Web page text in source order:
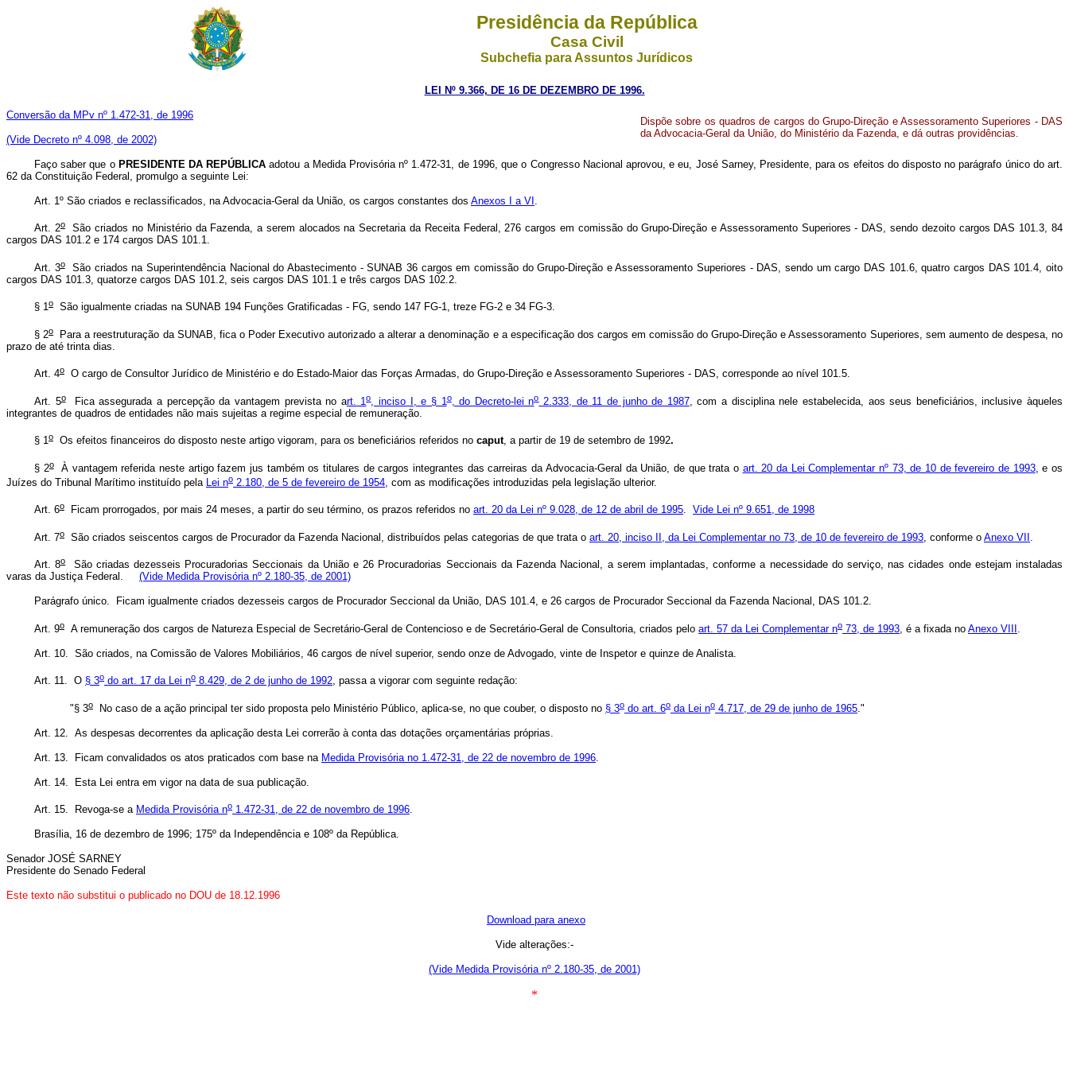
Presidência da República
Casa Civil
Subchefia para Assuntos Jurídicos
LEI Nº 9.366, DE 16 DE DEZEMBRO DE 1996.
Conversão da MPv nº 1.472-31, de 1996
(Vide Decreto nº 4.098, de 2002)
Dispõe sobre os quadros de cargos do Grupo-Direção e Assessoramento Superiores - DAS
da Advocacia-Geral da União, do Ministério da Fazenda, e dá outras providências.
Faço saber que o PRESIDENTE DA REPÚBLICA adotou a Medida Provisória nº 1.472-31, de 1996, que o Congresso Nacional aprovou, e eu, José Sarney, Presidente, para os efeitos do disposto no parágrafo único do art.
62 da Constituição Federal, promulgo a seguinte Lei:
Art. 1º São criados e reclassificados, na Advocacia-Geral da União, os cargos constantes dos Anexos I a VI .
Art. 2oSão criados no Ministério da Fazenda, a serem alocados na Secretaria da Receita Federal, 276 cargos em comissão do Grupo-Direção e Assessoramento Superiores - DAS, sendo dezoito cargos DAS 101.3, 84
cargos DAS 101.2 e 174 cargos DAS 101.1.
Art. 3oSão criados na Superintendência Nacional do Abastecimento - SUNAB 36 cargos em comissão do Grupo-Direção e Assessoramento Superiores - DAS, sendo um cargo DAS 101.6, quatro cargos DAS 101.4, oito
cargos DAS 101.3, quatorze cargos DAS 101.2, seis cargos DAS 101.1 e três cargos DAS 102.2.
§ 1o São igualmente criadas na SUNAB 194 Funções Gratificadas - FG, sendo 147 FG-1, treze FG-2 e 34 FG-3.
§ 2o
Para a reestruturação da SUNAB, fica o Poder Executivo autorizado a alterar a denominação e a especificação dos cargos em comissão do Grupo-Direção e Assessoramento Superiores, sem aumento de despesa, no
prazo de até trinta dias.
Art. 4o O cargo de Consultor Jurídico de Ministério e do Estado-Maior das Forças Armadas, do Grupo-Direção e Assessoramento Superiores - DAS, corresponde ao nível 101.5.
Art. 5oFica assegurada a percepção da vantagem prevista no art. 1o, inciso I, e § 1o, do Decreto-lei no2.333, de 11 de junho de 1987, com a disciplina nele estabelecida, aos seus beneficiários, inclusive àqueles
integrantes de quadros de entidades não mais sujeitas a regime especial de remuneração.
§ 1o Os efeitos financeiros do disposto neste artigo vigoram, para os beneficiários referidos no caput, a partir de 19 de setembro de 1992.
§ 2oÀ vantagem referida neste artigo fazem jus também os titulares de cargos integrantes das carreiras da Advocacia-Geral da União, de que trata o art. 20 da Lei Complementar nº 73, de 10 de fevereiro de 1993, e os
Juízes do Tribunal Marítimo instituído pela
Lei no 2.180, de 5 de fevereiro de 1954 , com as modificações introduzidas pela legislação ulterior.
Art. 6o Ficam prorrogados, por mais 24 meses, a partir do seu término, os prazos referidos no art. 20 da Lei nº 9.028, de 12 de abril de 1995. Vide Lei nº 9.651, de 1998
Art. 7o São criados seiscentos cargos de Procurador da Fazenda Nacional, distribuídos pelas categorias de que trata o art. 20, inciso II, da Lei Complementar no 73, de 10 de fevereiro de 1993 , conforme o Anexo VII
Art. 8oSão criadas dezesseis Procuradorias Seccionais da União e 26 Procuradorias Seccionais da Fazenda Nacional, a serem implantadas, conforme a necessidade do serviço, nas cidades onde estejam instaladas
varas da Justiça Federal. (Vide Medida Provisória nº 2.180-35, de 2001)
Parágrafo único. Ficam igualmente criados dezesseis cargos de Procurador Seccional da União, DAS 101.4, e 26 cargos de Procurador Seccional da Fazenda Nacional, DAS 101.2.
Art. 9o A remuneração dos cargos de Natureza Especial de Secretário-Geral de Contencioso e de Secretário-Geral de Consultoria, criados pelo art. 57 da Lei Complementar no 73, de 1993 , é a fixada no Anexo VIII
Art. 10. São criados, na Comissão de Valores Mobiliários, 46 cargos de nível superior, sendo onze de Advogado, vinte de Inspetor e quinze de Analista.
Art. 11. O § 3o do art. 17 da Lei no 8.429, de 2 de junho de 1992, passa a vigorar com seguinte redação:
"§ 3o No caso de a ação principal ter sido proposta pelo Ministério Público, aplica-se, no que couber, o disposto no § 3o do art. 6o da Lei no 4.717, de 29 de junho de 1965 ."
Art. 12. As despesas decorrentes da aplicação desta Lei correrão à conta das dotações orçamentárias próprias.
Art. 13. Ficam convalidados os atos praticados com base na Medida Provisória no 1.472-31, de 22 de novembro de 1996
Art. 14. Esta Lei entra em vigor na data de sua publicação.
Art. 15. Revoga-se a Medida Provisória no 1.472-31, de 22 de novembro de 1996.
Brasília, 16 de dezembro de 1996; 175º da Independência e 108º da República.
Senador JOSÉ SARNEY
Presidente do Senado Federal
Este texto não substitui o publicado no DOU de 18.12.1996
Download para anexo
Vide alterações:-
(Vide Medida Provisória nº 2.180-35, de 2001)
*